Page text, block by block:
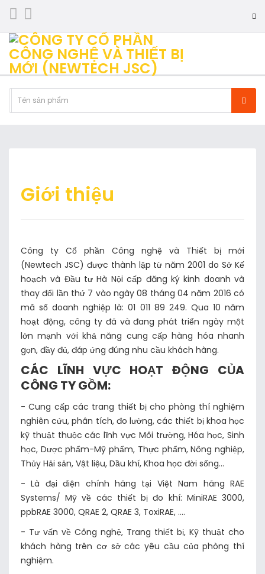
Giới thiệu
Công ty Cổ phần Công nghệ và Thiết bị mới
(Newtech JSC) được thành lập từ năm 2001 do Sở Kế
hoạch và Đầu tư Hà Nội cấp đăng ký kinh doanh và
thay đổi lần thứ 7 vào ngày 08 tháng 04 năm 2016 có
mã số doanh nghiệp là: 01 011 89 249. Qua 10 năm
hoạt động, công ty đã và đang phát triển ngày một
lớn mạnh với khả năng cung cấp hàng hóa nhanh
gọn, đầy đủ, đáp ứng đúng nhu cầu khách hàng.
CÁC LĨNH VỰC HOẠT ĐỘNG CỦA
CÔNG TY GỒM:
- Cung cấp các trang thiết bị cho phòng thí nghiệm
nghiên cứu, phân tích, đo lường, các thiết bị khoa học
kỹ thuật thuộc các lĩnh vực Môi trường, Hóa học, Sinh
học, Dược phẩm-Mỹ phẩm, Thực phẩm, Nông nghiệp,
Thủy Hải sản, Vật liệu, Dầu khí, Khoa học đời sống…
- Là đại diện chính hãng tại Việt Nam hãng RAE
Systems/ Mỹ về các thiết bị đo khí: MiniRAE 3000,
ppbRAE 3000, QRAE 2, QRAE 3, ToxiRAE, ....
- Tư vấn về Công nghệ, Trang thiết bị, Kỹ thuật cho
khách hàng trên cơ sở các yêu cầu của phòng thí
nghiệm.